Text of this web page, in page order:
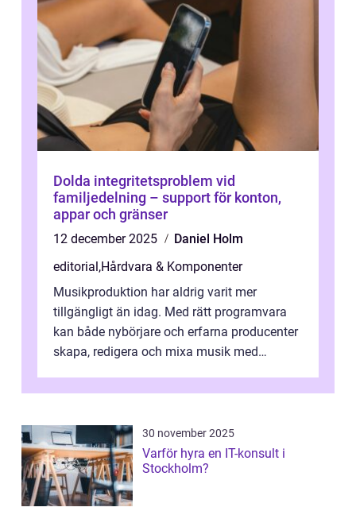
Dolda integritetsproblem vid
familjedelning – support för konton,
appar och gränser
12 december 2025
Daniel Holm
editorial,Hårdvara & Komponenter
Musikproduktion har aldrig varit mer
tillgängligt än idag. Med rätt programvara
kan både nybörjare och erfarna producenter
skapa, redigera och mixa musik med
30 november 2025
Varför hyra en IT-konsult i
Stockholm?